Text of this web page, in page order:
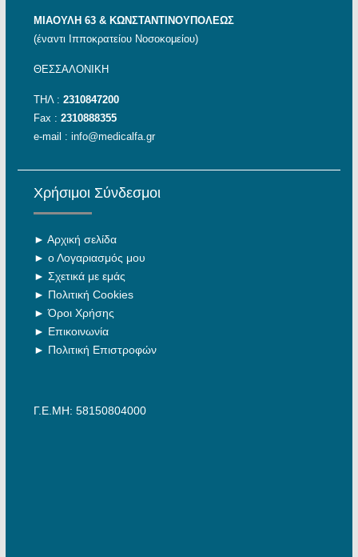
ΜΙΑΟΥΛΗ 63 & ΚΩΝΣΤΑΝΤΙΝΟΥΠΟΛΕΩΣ
(έναντι Ιπποκρατείου Νοσοκομείου)
ΘΕΣΣΑΛΟΝΙΚΗ
ΤΗΛ : 2310847200
Fax : 2310888355
e-mail : info@medicalfa.gr
Χρήσιμοι Σύνδεσμοι
► Αρχική σελίδα
► ο Λογαριασμός μου
► Σχετικά με εμάς
► Πολιτική Cookies
►Όροι Χρήσης
► Επικοινωνία
► Πολιτική Επιστροφών
Γ.Ε.ΜΗ: 58150804000